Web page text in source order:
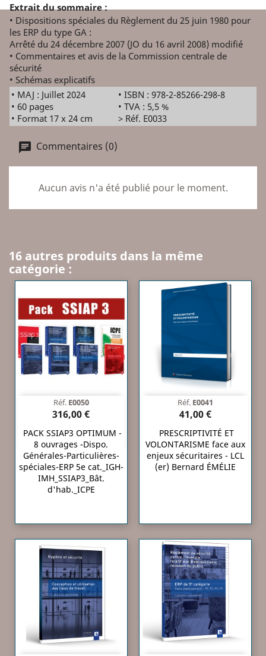
Extrait du sommaire :
• Dispositions spéciales du Règlement du 25 juin 1980 pour
les ERP du type GA :
Arrêté du 24 décembre 2007 (JO du 16 avril 2008) modifié
• Commentaires et avis de la Commission centrale de
sécurité
• Schémas explicatifs
• MAJ : Juillet 2024
• 60 pages
• Format 17 x 24 cm
• ISBN : 978-2-85266-298-8
• TVA : 5,5 %
> Réf. E0033
Commentaires (0)
Aucun avis n'a été publié pour le moment.
16 autres produits dans la même
catégorie :
Réf. E0050
316,00 €
PACK SSIAP3 OPTIMUM -
8 ouvrages -Dispo.
Générales-Particulières-
spéciales-ERP 5e cat._IGH-
IMH_SSIAP3_Bât.
d'hab._ICPE
Réf. E0041
41,00 €
PRESCRIPTIVITÉ ET
VOLONTARISME face aux
enjeux sécuritaires - LCL
(er) Bernard ÉMÉLIE